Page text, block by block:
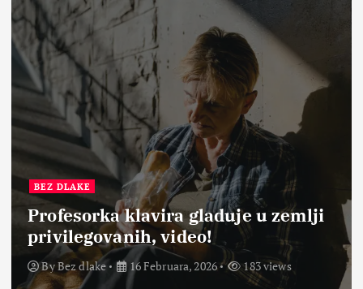
BEZ DLAKE
Profesorka klavira gladuje u zemlji
privilegovanih, video!
ByBez dlake 16 Februara, 2026 183 views